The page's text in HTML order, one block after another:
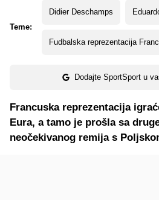
Teme:
Didier Deschamps
Fudbalska reprezentacija
Dodajte SportSport u
Francuska reprezentacija
Eura, a tamo je prošla sa
neočekivanog remija s